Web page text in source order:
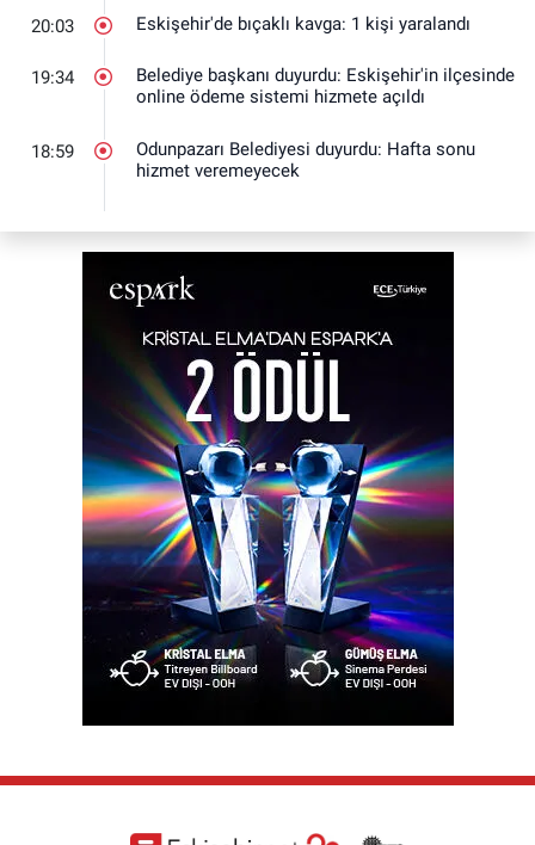
20:03 Eskişehir'de bıçaklı kavga: 1 kişi yaralandı
19:34
Belediye başkanı duyurdu: Eskişehir'in ilçesinde
online ödeme sistemi hizmete açıldı
18:59
Odunpazarı Belediyesi duyurdu: Hafta sonu
hizmet veremeyecek